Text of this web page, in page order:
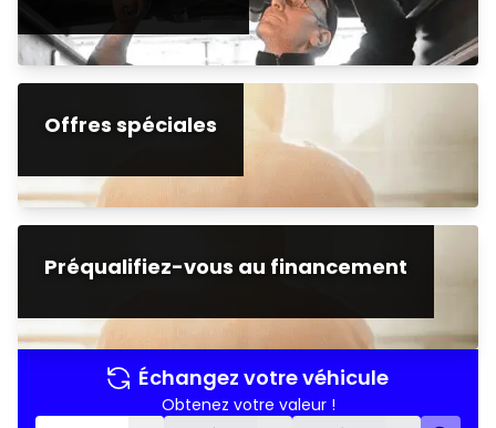
Offres spéciales
Préqualifiez-vous au financement
Échangez votre véhicule
Obtenez votre valeur !